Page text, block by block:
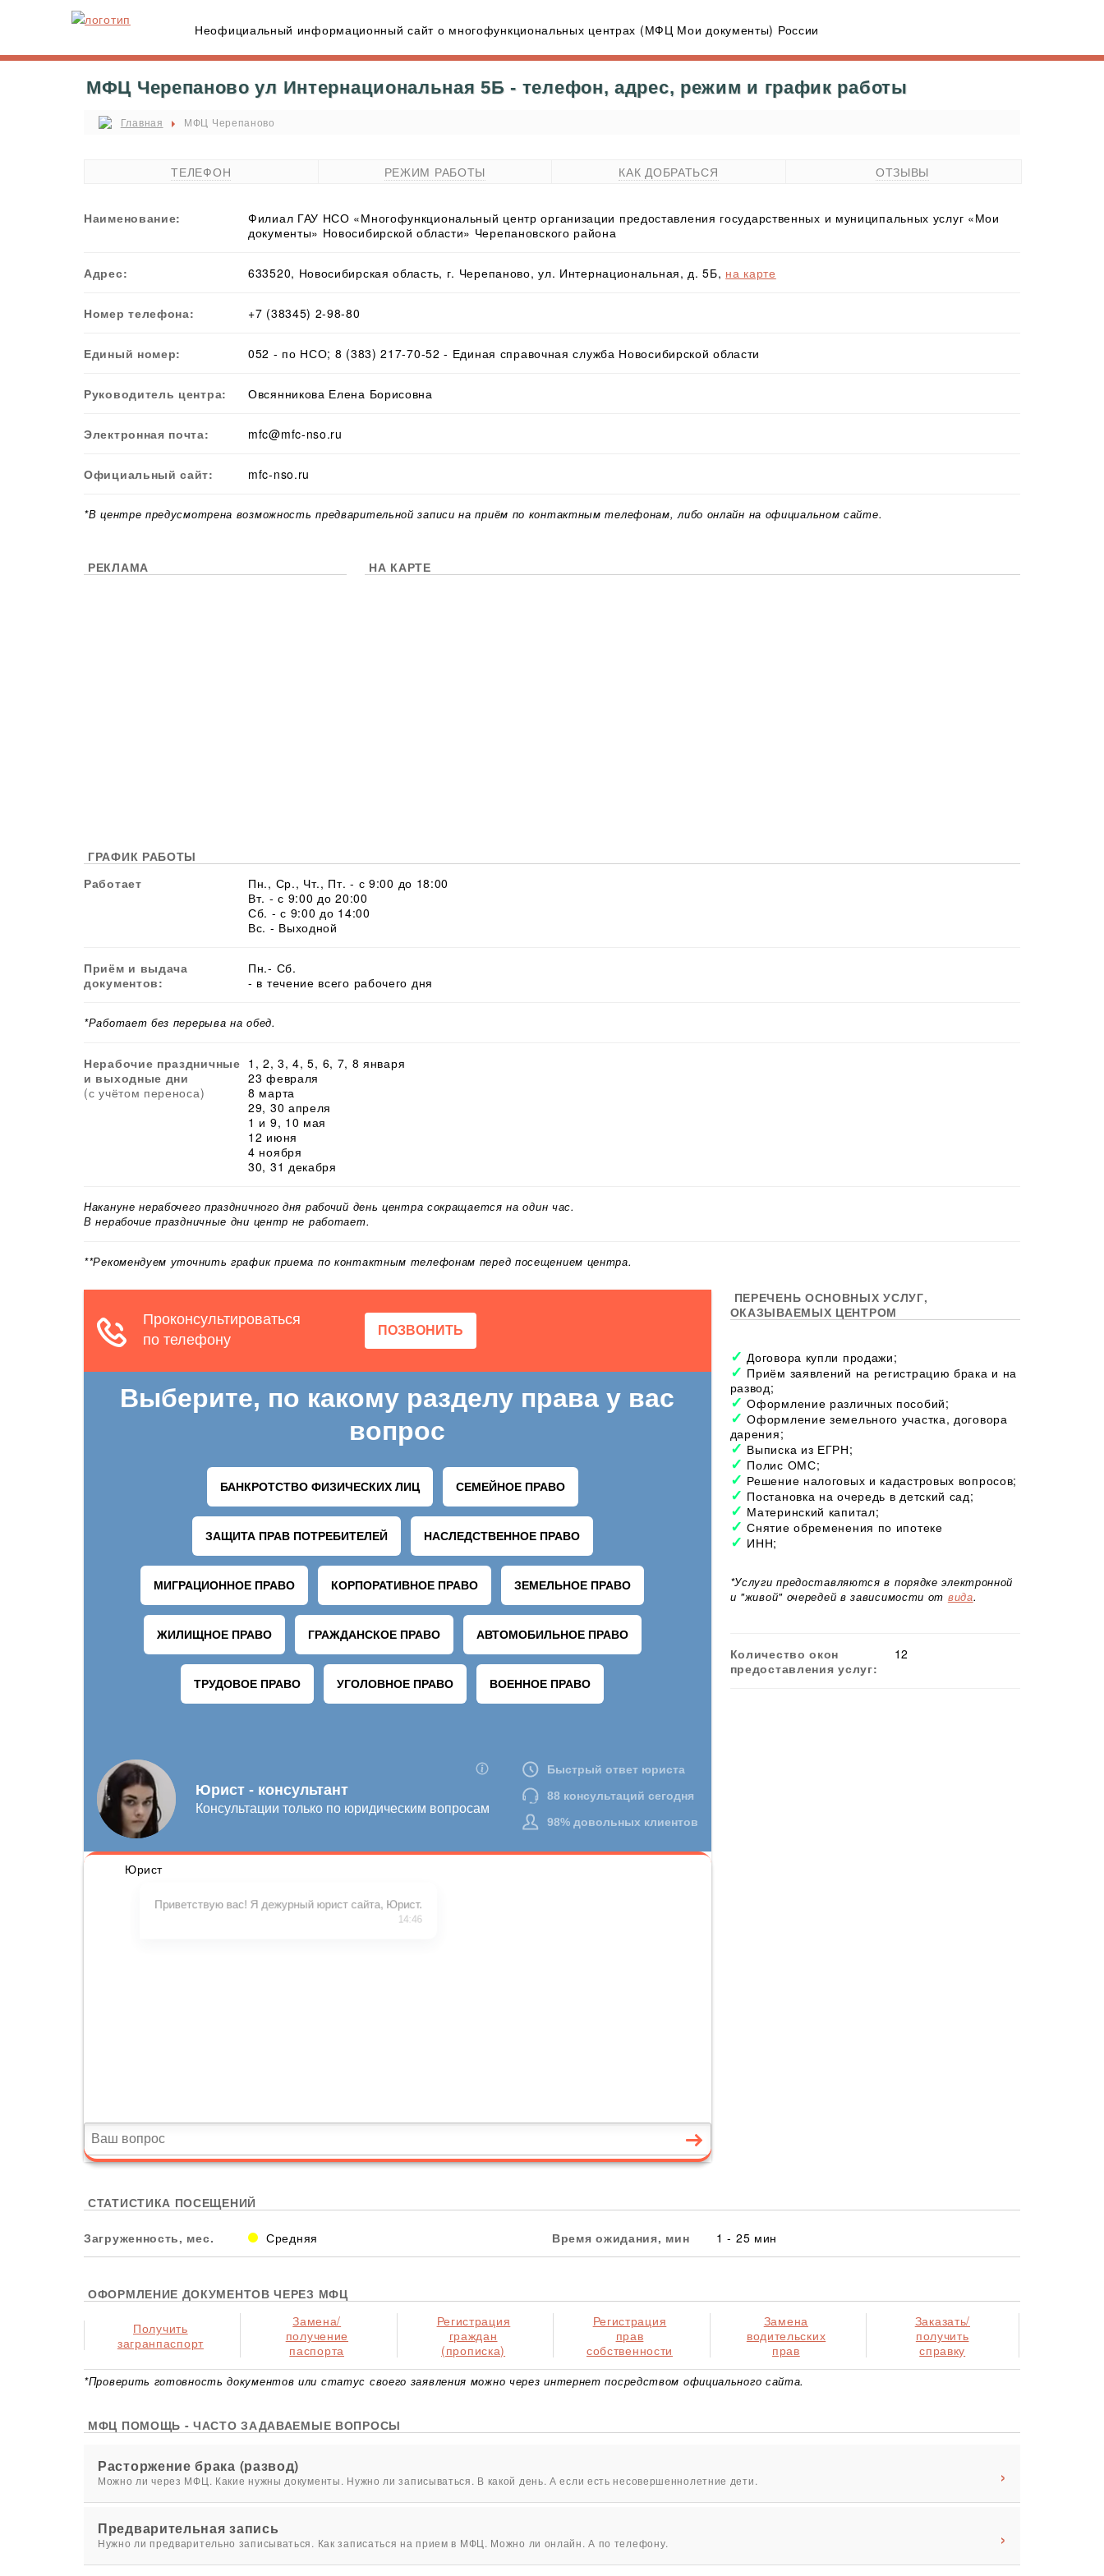
Неофициальный информационный сайт о многофункциональных центрах (МФЦ Мои документы) России
МФЦ Черепаново ул Интернациональная 5Б - телефон, адрес, режим и график работы
Главная МФЦ Черепаново
ТЕЛЕФОН РЕЖИМ РАБОТЫ КАК ДОБРАТЬСЯ ОТЗЫВЫ
Наименование:
Филиал ГАУ НСО «Многофункциональный центр организации предоставления государственных и муниципальных услуг «Мои
документы» Новосибирской области» Черепановского района
Адрес: 633520, Новосибирская область, г. Черепаново, ул. Интернациональная, д. 5Б, на карте
Номер телефона: +7 (38345) 2-98-80
Единый номер: 052 - по НСО; 8 (383) 217-70-52 - Единая справочная служба Новосибирской области
Руководитель центра: Овсянникова Елена Борисовна
Электронная почта: mfc@mfc-nso.ru
Официальный сайт: mfc-nso.ru
*В центре предусмотрена возможность предварительной записи на приём по контактным телефонам, либо онлайн на официальном сайте.
РЕКЛАМА НА КАРТЕ
ГРАФИК РАБОТЫ
Работает
Пн., Ср., Чт., Пт. - с 9:00 до 18:00
Вт. - с 9:00 до 20:00
Сб. - с 9:00 до 14:00
Вс. - Выходной
Приём и выдача
документов:
Пн.- Сб.
- в течение всего рабочего дня
*Работает без перерыва на обед.
Нерабочие праздничные
и выходные дни
(с учётом переноса)
1, 2, 3, 4, 5, 6, 7, 8 января
23 февраля
8 марта
29, 30 апреля
1 и 9, 10 мая
12 июня
4 ноября
30, 31 декабря
Накануне нерабочего праздничного дня рабочий день центра сокращается на один час.
В нерабочие праздничные дни центр не работает.
**Рекомендуем уточнить график приема по контактным телефонам перед посещением центра.
ПЕРЕЧЕНЬ ОСНОВНЫХ УСЛУГ,
ОКАЗЫВАЕМЫХ ЦЕНТРОМ
Договора купли продажи;
Приём заявлений на регистрацию брака и на
развод;
Оформление различных пособий;
Оформление земельного участка, договора
дарения;
Выписка из ЕГРН;
Полис ОМС;
Решение налоговых и кадастровых вопросов;
Постановка на очередь в детский сад;
Материнский капитал;
Снятие обременения по ипотеке
ИНН;
*Услуги предоставляются в порядке электронной
и "живой" очередей в зависимости от вида.
Количество окон
предоставления услуг:
12
СТАТИСТИКА ПОСЕЩЕНИЙ
Загруженность, мес. Средняя Время ожидания, мин 1 - 25 мин
ОФОРМЛЕНИЕ ДОКУМЕНТОВ ЧЕРЕЗ МФЦ
Получить
загранпаспорт
Замена/
получение
паспорта
Регистрация
граждан
(прописка)
Регистрация
прав
собственности
Замена
водительских
прав
Заказать/
получить
справку
*Проверить готовность документов или статус своего заявления можно через интернет посредством официального сайта.
МФЦ ПОМОЩЬ - ЧАСТО ЗАДАВАЕМЫЕ ВОПРОСЫ
Расторжение брака (развод)
Можно ли через МФЦ. Какие нужны документы. Нужно ли записываться. В какой день. А если есть несовершеннолетние дети.
Предварительная запись
Нужно ли предварительно записываться. Как записаться на прием в МФЦ. Можно ли онлайн. А по телефону.